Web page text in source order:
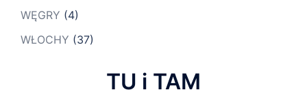
WĘGRY (4)
WŁOCHY (37)
TU i TAM